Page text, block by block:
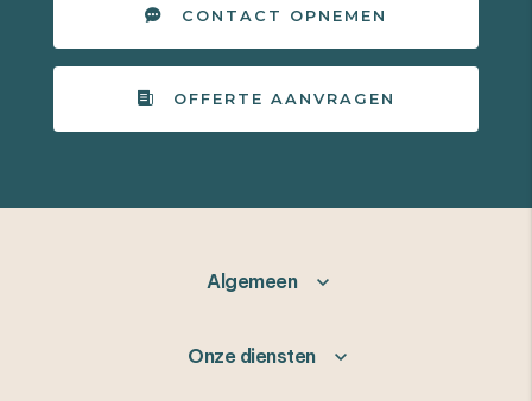
CONTACT OPNEMEN
OFFERTE AANVRAGEN
Algemeen
Onze diensten